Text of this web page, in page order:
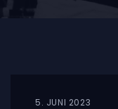
5. JUNI 2023